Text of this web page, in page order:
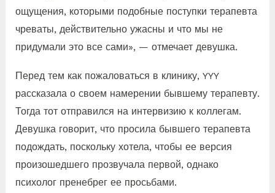
ощущения, которыми подобные поступки терапевта
чреваты, действительно ужасны и что мы не
придумали это все сами», — отмечает девушка.
Перед тем как пожаловаться в клинику, YYY
рассказала о своем намерении бывшему терапевту.
Тогда тот отправился на интервизию к коллегам.
Девушка говорит, что просила бывшего терапевта
подождать, поскольку хотела, чтобы ее версия
произошедшего прозвучала первой, однако
психолог пренебрег ее просьбами.